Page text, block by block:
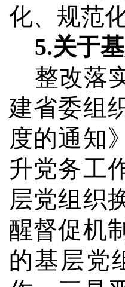
化、规范化
5.关于
整改落
建省委组
度的通知
升党务工
层党组织
醒督促机
的基层党